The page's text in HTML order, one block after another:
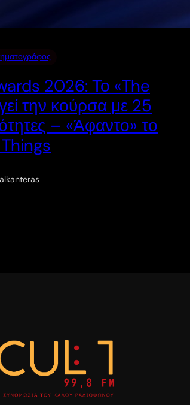
2026: Το «The
την κούρσα με 25
– «Άφαντο» το